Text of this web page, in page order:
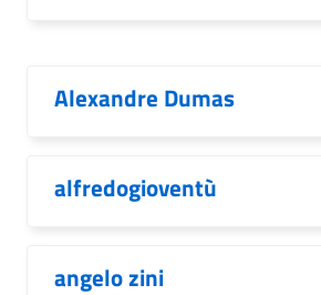
Alexandre Dumas
alfredogioventù
angelo zini